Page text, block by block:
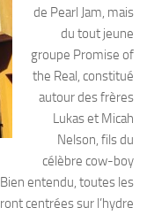
de Pearl Jam, mais
du tout jeune
groupe Promise of
the Real, constitué
autour des frères
Lukas et Micah
Nelson, fils du
célèbre cow-boy
entendu, toutes les
centrées sur l’hydre